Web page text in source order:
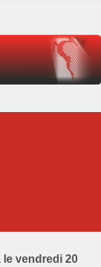
le vendredi 20